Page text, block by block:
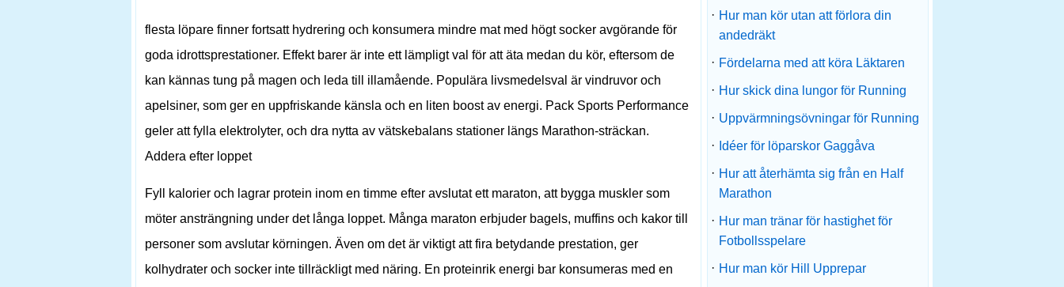
flesta löpare finner fortsatt hydrering och konsumera mindre mat med högt socker avgörande för
goda idrottsprestationer. Effekt barer är inte ett lämpligt val för att äta medan du kör, eftersom de
kan kännas tung på magen och leda till illamående. Populära livsmedelsval är vindruvor och
apelsiner, som ger en uppfriskande känsla och en liten boost av energi. Pack Sports Performance
geler att fylla elektrolyter, och dra nytta av vätskebalans stationer längs Marathon-sträckan.
Addera efter loppet
Fyll kalorier och lagrar protein inom en timme efter avslutat ett maraton, att bygga muskler som
möter ansträngning under det långa loppet. Många maraton erbjuder bagels, muffins och kakor till
personer som avslutar körningen. Även om det är viktigt att fira betydande prestation, ger
kolhydrater och socker inte tillräckligt med näring. En proteinrik energi bar konsumeras med en
· Hur man kör utan att förlora din
andedräkt
· Fördelarna med att köra Läktaren
· Hur skick dina lungor för Running
· Uppvärmningsövningar för Running
· Idéer för löparskor Gaggåva
· Hur att återhämta sig från en Half
Marathon
· Hur man tränar för hastighet för
Fotbollsspelare
· Hur man kör Hill Upprepar